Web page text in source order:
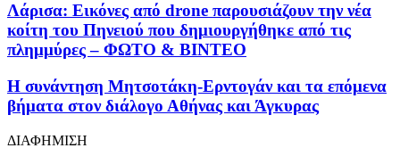
Λάρισα: Εικόνες από drone παρουσιάζουν την νέα
κοίτη του Πηνειού που δημιουργήθηκε από τις
πλημμύρες – ΦΩΤΟ & ΒΙΝΤΕΟ
Η συνάντηση Μητσοτάκη-Ερντογάν και τα επόμενα
βήματα στον διάλογο Αθήνας και Άγκυρας
ΔΙΑΦΗΜΙΣΗ